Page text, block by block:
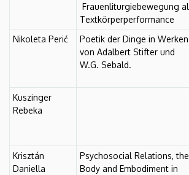
Frauenliturgiebewegung
Textkörperperformance
Nikoleta Perić
Poetik der Dinge in Werken
von Adalbert Stifter und
W.G. Sebald.
Kuszinger
Rebeka
Krisztán
Daniella
Psychosocial Relations, the
Body and Embodiment in